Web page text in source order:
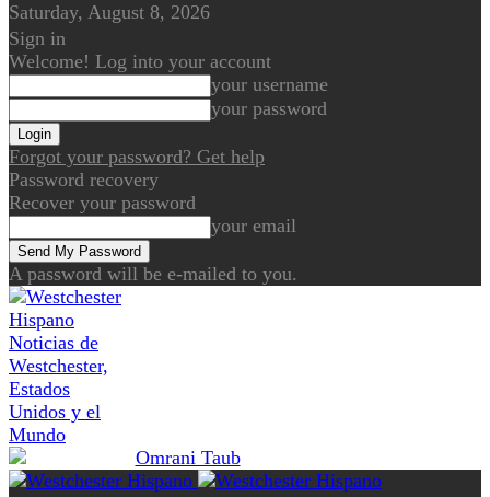
Saturday, August 8, 2026
Sign in
Welcome! Log into your account
your username
your password
Forgot your password? Get help
Password recovery
Recover your password
your email
A password will be e-mailed to you.
Noticias de
Westchester,
Estados
Unidos y el
Mundo